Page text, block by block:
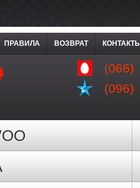
(066)
(096)
ПРАВИЛА ВОЗВРАТ КОНТАКТЫ